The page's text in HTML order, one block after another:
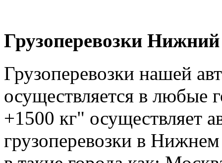
Грузоперевозки
Грузоперевозки нашей
осуществляется в любые
+1500 кг" осуществляет
грузоперевозки в